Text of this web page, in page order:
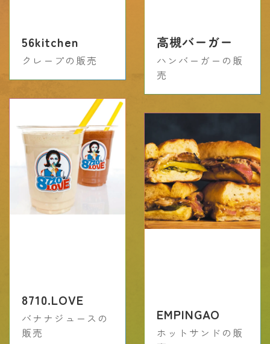
56kitchen
クレープの販売
高槻バーガー
ハンバーガーの販
売
8710.LOVE
バナナジュースの
販売
EMPINGAO
ホットサンドの販